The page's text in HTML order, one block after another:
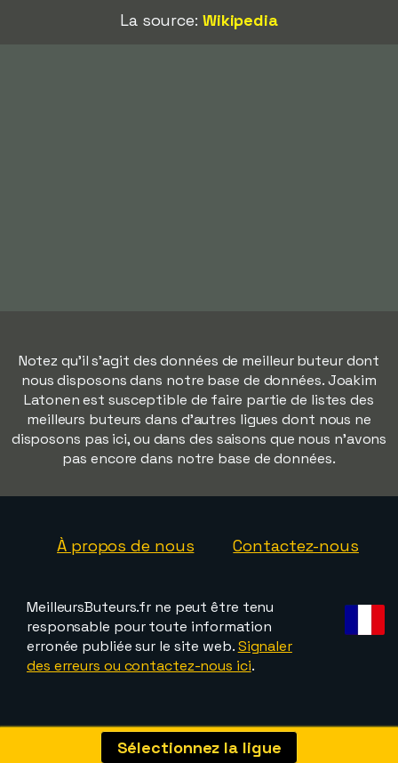
La source: Wikipedia
Notez qu'il s'agit des données de meilleur buteur dont
nous disposons dans notre base de données. Joakim
Latonen est susceptible de faire partie de listes des
meilleurs buteurs dans d'autres ligues dont nous ne
disposons pas ici, ou dans des saisons que nous n'avons
pas encore dans notre base de données.
À propos de nous Contactez-nous
MeilleursButeurs.fr ne peut être tenu
responsable pour toute information
erronée publiée sur le site web.Signaler
des erreurs ou contactez-nous ici.
Sélectionnez la ligue